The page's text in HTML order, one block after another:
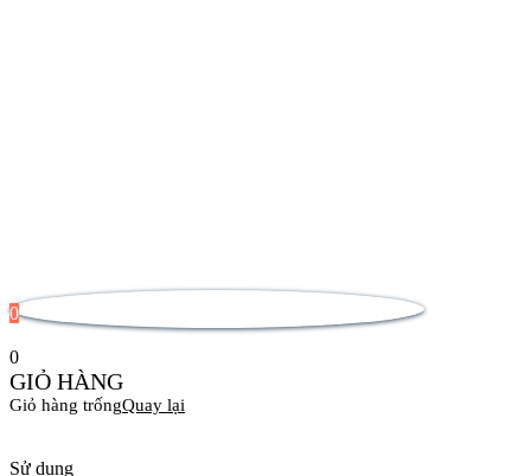
0
0
GIỎ HÀNG
Giỏ hàng trốngQuay lại
Sử dụng